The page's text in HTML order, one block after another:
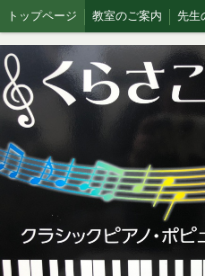
トップページ 教室のご案内 先生
イベント/無料体験 ブログ J&G